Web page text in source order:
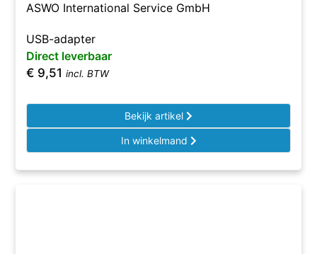
ASWO International Service GmbH
USB-adapter
Direct leverbaar
€ 9,51 incl. BTW
Bekijk artikel
In winkelmand